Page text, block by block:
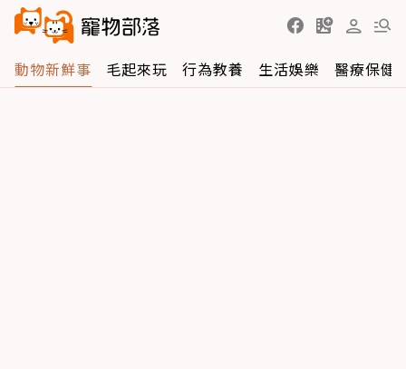
動物新鮮事 毛起來玩 行為教養 生活娛樂 醫療保健